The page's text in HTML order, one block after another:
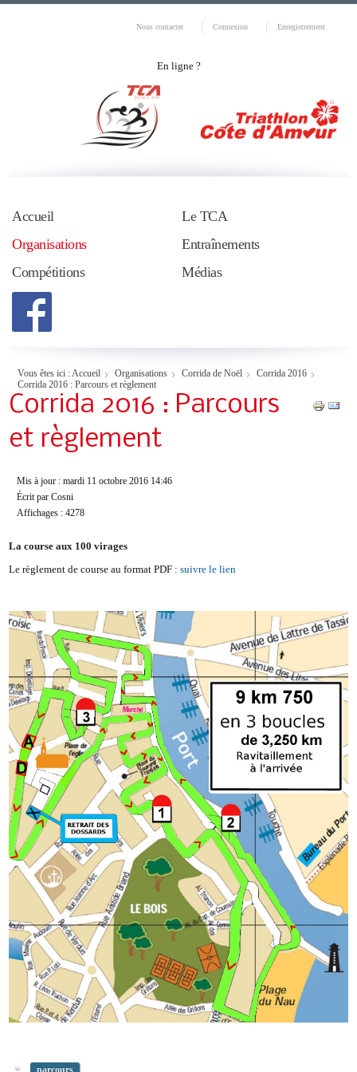
Nous contacter Connexion Enregistrement
En ligne ?
Accueil
Le TCA
Organisations
Entraînements
Compétitions
Médias
Vous êtes ici :Accueil Organisations Corrida de Noël
Corrida 2016
Corrida 2016 : Parcours et règlement
Corrida 2016 : Parcours
et règlement
Mis à jour : mardi 11 octobre 2016 14:46
Écrit par Cosni
Affichages : 4278
La course aux 100 virages
Le règlement de course au format PDF :suivre le lien